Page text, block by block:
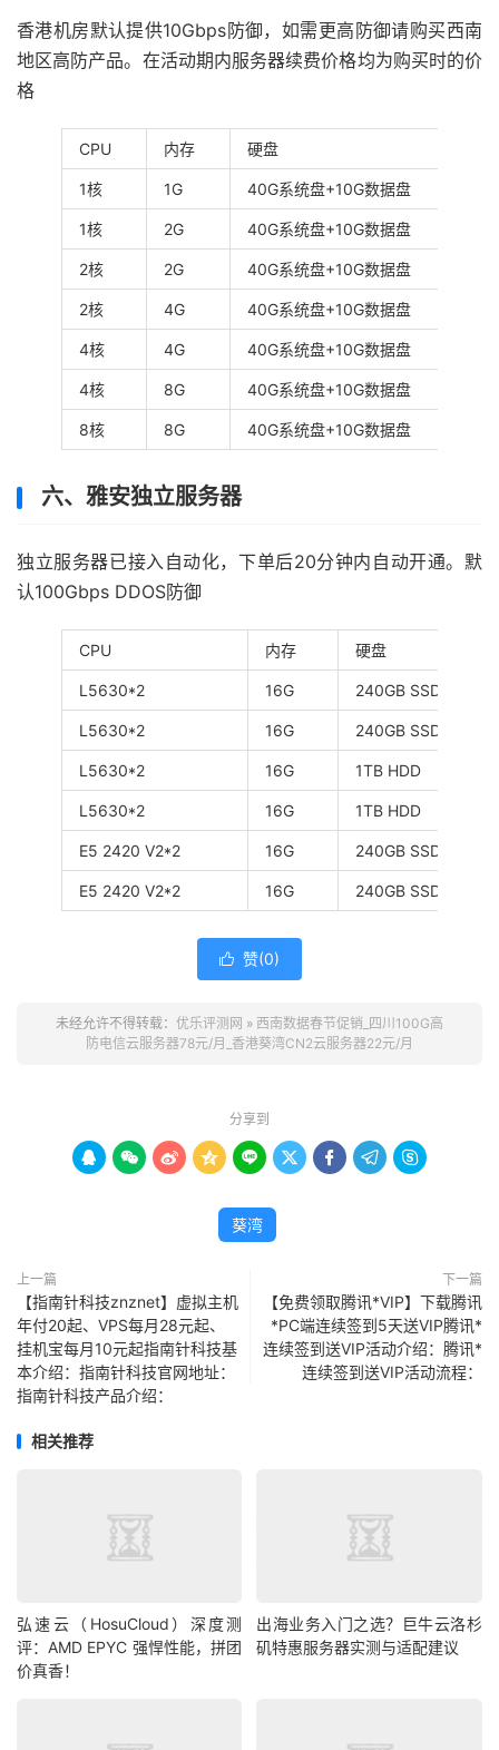
香港机房默认提供10Gbps防御，如需更高防御请购买西南
地区高防产品。在活动期内服务器续费价格均为购买时的价
格
CPU 内存 硬盘
1核 1G 40G系统盘+10G数据盘
1核 2G 40G系统盘+10G数据盘
2核 2G 40G系统盘+10G数据盘
2核 4G 40G系统盘+10G数据盘
4核 4G 40G系统盘+10G数据盘
4核 8G 40G系统盘+10G数据盘
8核 8G 40G系统盘+10G数据盘
六、雅安独立服务器
独立服务器已接入自动化，下单后20分钟内自动开通。默
认100Gbps DDOS防御
CPU 内存 硬盘
L5630*2 16G 240GB SSD
L5630*2 16G 240GB SSD
L5630*2 16G 1TB HDD
L5630*2 16G 1TB HDD
E5 2420 V2*2 16G 240GB SSD
E5 2420 V2*2 16G 240GB SSD
 赞(0)
未经允许不得转载： 优乐评测网 » 西南数据春节促销_四川100G高
防电信云服务器78元/月_香港葵湾CN2云服务器22元/月
分享到
        
葵湾
上一篇
【指南针科技znznet】虚拟主机
年付20起、VPS每月28元起、
挂机宝每月10元起指南针科技基
本介绍：指南针科技官网地址：
指南针科技产品介绍：
下一篇
【免费领取腾讯*VIP】下载腾讯
*PC端连续签到5天送VIP腾讯*
连续签到送VIP活动介绍：腾讯*
连续签到送VIP活动流程：
相关推荐
弘速云（HosuCloud）深度测
评：AMD EPYC 强悍性能，拼团
价真香！
出海业务入门之选？巨牛云洛杉
矶特惠服务器实测与适配建议